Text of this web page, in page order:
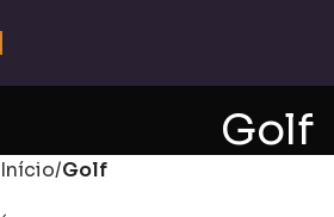
Golf
Início Golf